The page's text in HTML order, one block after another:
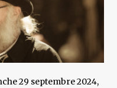
29 septembre 2024,